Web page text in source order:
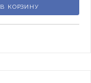
В КОРЗИНУ